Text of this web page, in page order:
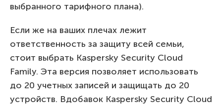
выбранного тарифного плана).
Если же на ваших плечах лежит
ответственность за защиту всей семьи,
стоит выбрать Kaspersky Security Cloud
Family. Эта версия позволяет использовать
до 20 учетных записей и защищать до 20
устройств. Вдобавок Kaspersky Security Cloud